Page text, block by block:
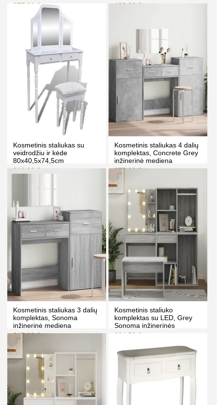
377.00 €
Kaina prisijungus
387.00 €
PIRKTI
192.00 €
Kosmetinis staliukas su
veidrodžiu ir kėde
80x40,5x74,5cm
212.00 €
Kosmetinis staliukas 4 dalių
komplektas, Concrete Grey
inžinerinė mediena
277.00 € 287.00 €
PIRKTI
Kosmetinis staliukas 3 dalių
komplektas, Sonoma
inžinerinė mediena
217.00 € 227.00 €
PIRKTI
Kosmetinis staliuko
komplektas su LED, Grey
Sonoma inžinerinės
medienos
284.50 €
Kaina prisijungus
PIRKTI